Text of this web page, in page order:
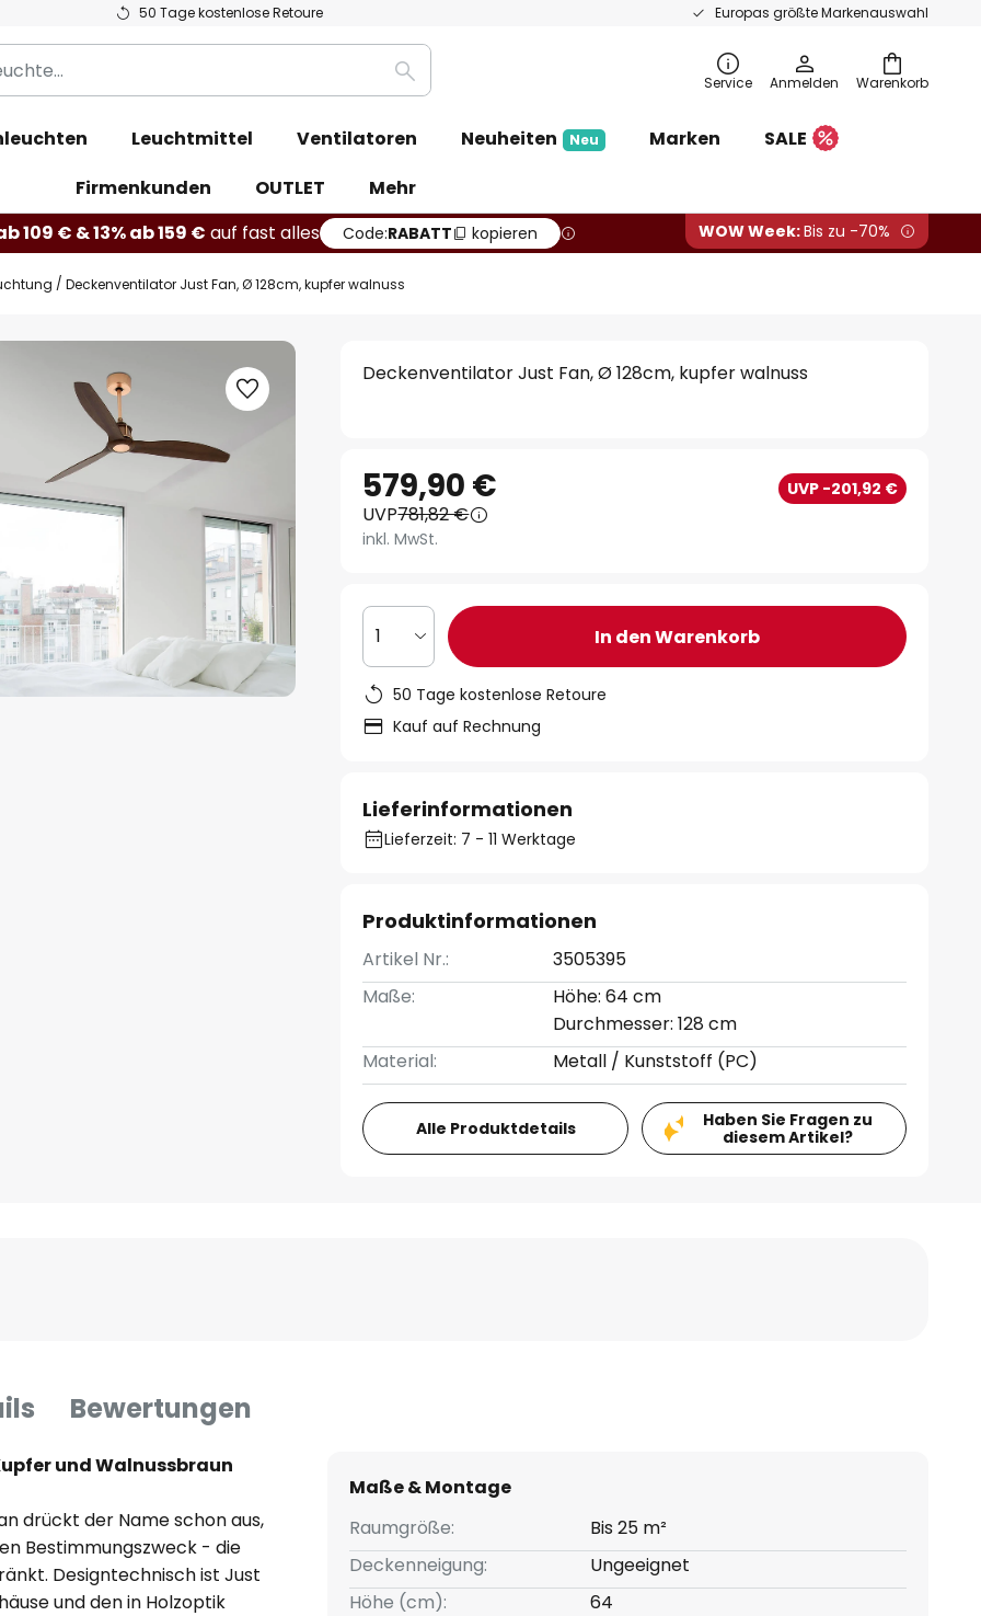
50 Tage kostenlose Retoure Europas größte Markenauswahl
Warenkorb
Suche Service Anmelden
Leuchtmittel Ventilatoren Neuheiten Neu Marken
SALE
Firmenkunden
OUTLET
Mehr
109 € & 13% ab 159 € auf fast alles Code:RABATT kopieren WOW Week:Bis zu -70%
Deckenventilator Just Fan, Ø 128cm, kupfer walnuss
Deckenventilator Just Fan, Ø 128cm, kupfer walnuss
579,90 € UVP -201,92 €
UVP781,82 €
inkl. MwSt.
1 In den Warenkorb
50 Tage kostenlose Retoure
Kauf auf Rechnung
Lieferinformationen
Lieferzeit: 7 - 11 Werktage
Produktinformationen
Artikel Nr.:
3505395
Maße:
Höhe: 64 cm
Durchmesser: 128 cm
Material:
Metall / Kunststoff (PC)
Alle Produktdetails
Haben Sie Fragen zu
diesem Artikel?
Bewertungen
und Walnussbraun
drückt der Name schon aus,
Bestimmungszweck - die
Designtechnisch ist Just
und den in Holzoptik
Maße & Montage
Raumgröße:
Bis 25 m²
Deckenneigung:
Ungeeignet
Höhe (cm):
64